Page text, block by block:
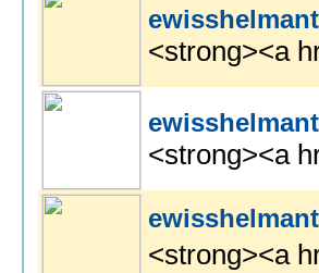
<strong><a
<strong><a
<strong><a